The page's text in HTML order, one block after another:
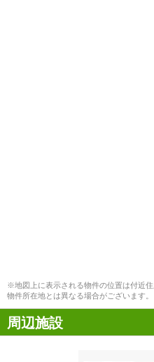
※地図上に表示される物件の位置は付近
物件所在地とは異なる場合がございます。
周辺施設